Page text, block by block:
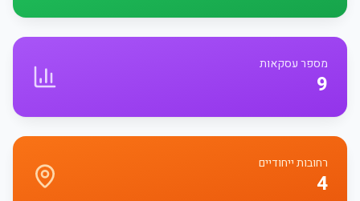
מספר עסקאות
9
רחובות ייחודיים
4